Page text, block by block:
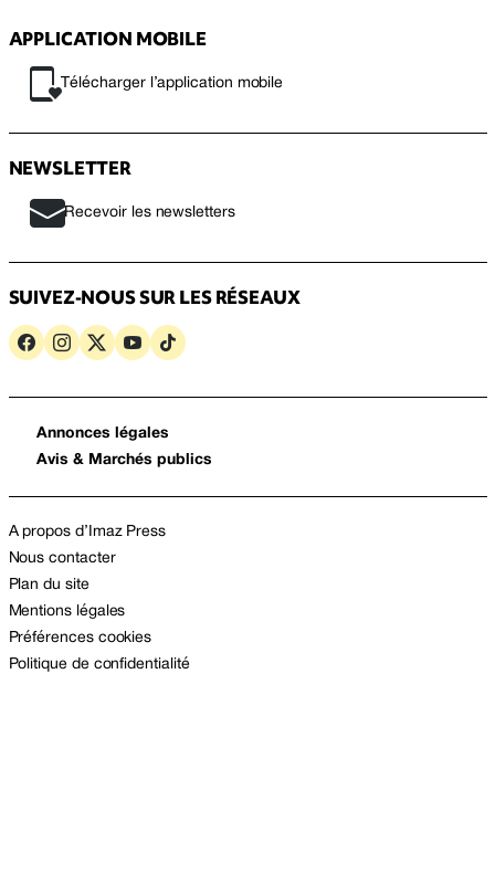
APPLICATION MOBILE
Télécharger l’application mobile
NEWSLETTER
Recevoir les newsletters
SUIVEZ-NOUS SUR LES RÉSEAUX
Annonces légales
Avis & Marchés publics
A propos d’Imaz Press
Nous contacter
Plan du site
Mentions légales
Préférences cookies
Politique de confidentialité